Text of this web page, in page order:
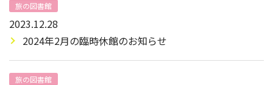
旅の図書館
2023.12.28
2024年2月の臨時休館のお知らせ
旅の図書館